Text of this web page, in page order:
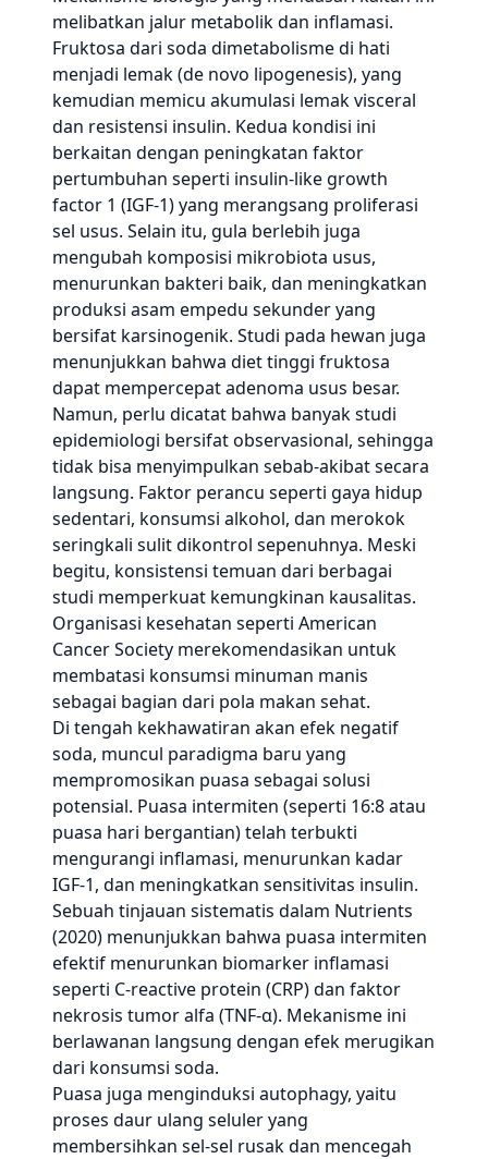
melibatkan jalur metabolik dan inflamasi.
Fruktosa dari soda dimetabolisme di hati
menjadi lemak (de novo lipogenesis), yang
kemudian memicu akumulasi lemak visceral
dan resistensi insulin. Kedua kondisi ini
berkaitan dengan peningkatan faktor
pertumbuhan seperti insulin-like growth
factor 1 (IGF-1) yang merangsang proliferasi
sel usus. Selain itu, gula berlebih juga
mengubah komposisi mikrobiota usus,
menurunkan bakteri baik, dan meningkatkan
produksi asam empedu sekunder yang
bersifat karsinogenik. Studi pada hewan juga
menunjukkan bahwa diet tinggi fruktosa
dapat mempercepat adenoma usus besar.
Namun, perlu dicatat bahwa banyak studi
epidemiologi bersifat observasional, sehingga
tidak bisa menyimpulkan sebab-akibat secara
langsung. Faktor perancu seperti gaya hidup
sedentari, konsumsi alkohol, dan merokok
seringkali sulit dikontrol sepenuhnya. Meski
begitu, konsistensi temuan dari berbagai
studi memperkuat kemungkinan kausalitas.
Organisasi kesehatan seperti American
Cancer Society merekomendasikan untuk
membatasi konsumsi minuman manis
sebagai bagian dari pola makan sehat.
Di tengah kekhawatiran akan efek negatif
soda, muncul paradigma baru yang
mempromosikan puasa sebagai solusi
potensial. Puasa intermiten (seperti 16:8 atau
puasa hari bergantian) telah terbukti
mengurangi inflamasi, menurunkan kadar
IGF-1, dan meningkatkan sensitivitas insulin.
Sebuah tinjauan sistematis dalam Nutrients
(2020) menunjukkan bahwa puasa intermiten
efektif menurunkan biomarker inflamasi
seperti C-reactive protein (CRP) dan faktor
nekrosis tumor alfa (TNF-α). Mekanisme ini
berlawanan langsung dengan efek merugikan
dari konsumsi soda.
Puasa juga menginduksi autophagy, yaitu
proses daur ulang seluler yang
membersihkan sel-sel rusak dan mencegah